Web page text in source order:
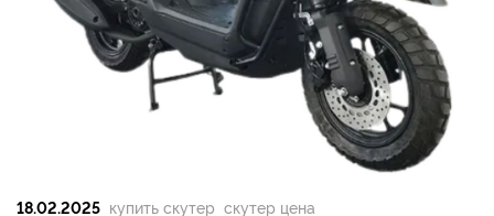
18.02.2025 купить скутер скутер цена